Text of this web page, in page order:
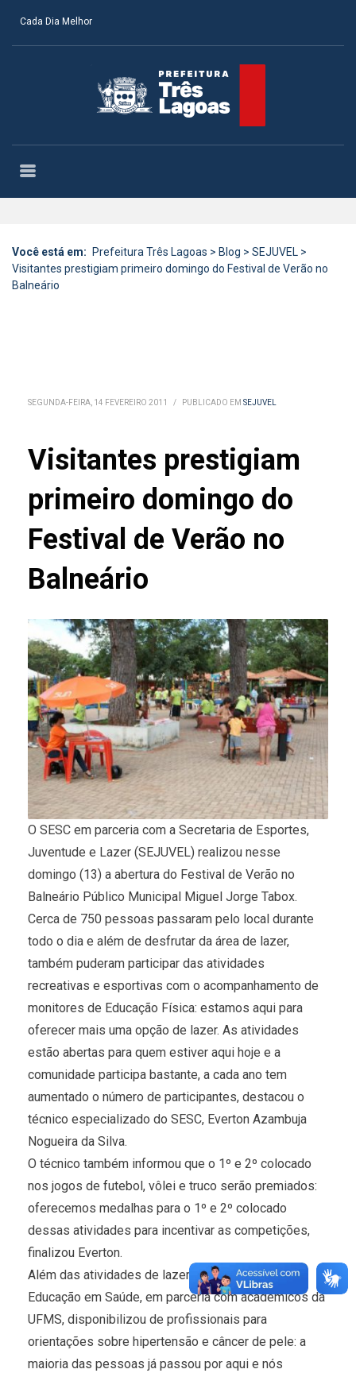
Cada Dia Melhor
Você está em: Prefeitura Três Lagoas > Blog > SEJUVEL >
Visitantes prestigiam primeiro domingo do Festival de Verão no
Balneário
SEGUNDA-FEIRA, 14 FEVEREIRO 2011 / PUBLICADO EM SEJUVEL
Visitantes prestigiam
primeiro domingo do
Festival de Verão no
Balneário
O SESC em parceria com a Secretaria de Esportes,
Juventude e Lazer (SEJUVEL) realizou nesse
domingo (13) a abertura do Festival de Verão no
Balneário Público Municipal Miguel Jorge Tabox.
Cerca de 750 pessoas passaram pelo local durante
todo o dia e além de desfrutar da área de lazer,
também puderam participar das atividades
recreativas e esportivas com o acompanhamento de
monitores de Educação Física: estamos aqui para
oferecer mais uma opção de lazer. As atividades
estão abertas para quem estiver aqui hoje e a
comunidade participa bastante, a cada ano tem
aumentado o número de participantes, destacou o
técnico especializado do SESC, Everton Azambuja
Nogueira da Silva.
O técnico também informou que o 1º e 2º colocado
nos jogos de futebol, vôlei e truco serão premiados:
oferecemos medalhas para o 1º e 2º colocado
dessas atividades para incentivar as competições,
finalizou Everton.
Além das atividades de lazer, uma equipe de
Educação em Saúde, em parceria com acadêmicos da
UFMS, disponibilizou de profissionais para
orientações sobre hipertensão e câncer de pele: a
maioria das pessoas já passou por aqui e nós